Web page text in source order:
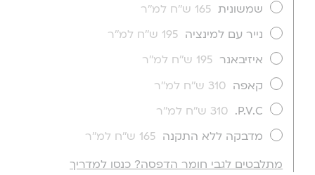
שמשונית 165 ש''ח למ''ר
נייר עם למינציה 195 ש''ח למ''ר
איזיבאנר 195 ש''ח למ''ר
קאפה 310 ש''ח למ''ר
P.V.C.
310 ש''ח למ''ר
מדבקה ללא התקנה 165 ש''ח למ''ר
מתלבטים לגבי חומר הדפסה? כנסו למדריך